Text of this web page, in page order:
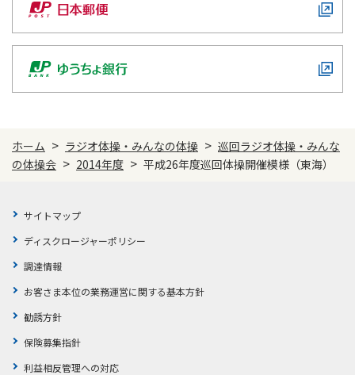
ホーム > ラジオ体操・みんなの体操 > 巡回ラジオ体操・みんな
の体操会 > 2014年度 > 平成26年度巡回体操開催模様（東海）
サイトマップ
ディスクロージャーポリシー
調達情報
お客さま本位の業務運営に関する基本方針
勧誘方針
保険募集指針
利益相反管理への対応